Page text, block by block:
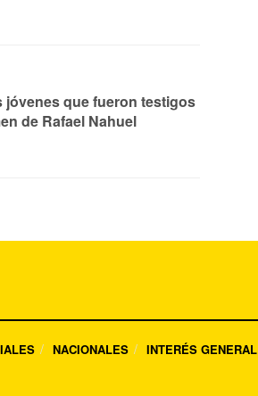
jóvenes que fueron testigos
de Rafael Nahuel
NACIONALES
INTERÉS GENERAL